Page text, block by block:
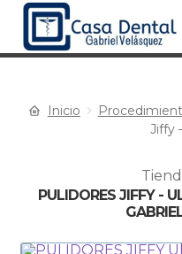
Equipos ▸
Especialidades ▸
Inicio
Jiffy
PULIDORES JIFFY -